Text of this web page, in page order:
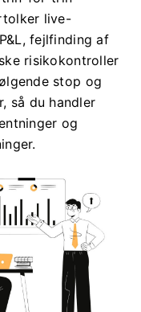
live-
fejlfinding af
risikokontroller
stop og
så du handler
og